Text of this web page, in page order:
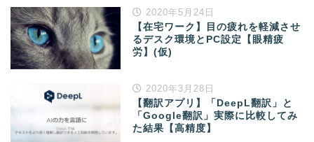
2020年5月24日
【在宅ワーク】目の疲れを軽減させ
るデスク環境とPC設定【眼精疲
労】(仮)
2020年3月28日
【翻訳アプリ】「DeepL翻訳」と
「Google翻訳」実際に比較してみ
た結果【高精度】